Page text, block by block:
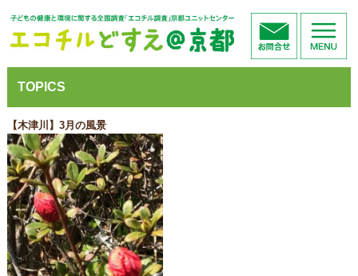
TOPICS
【木津川】3月の風景